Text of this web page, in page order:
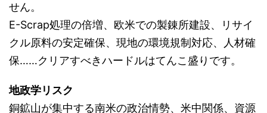
せん。
E-Scrap処理の倍増、欧米での製錬所建設、リサイ
クル原料の安定確保、現地の環境規制対応、人材確
保……クリアすべきハードルはてんこ盛りです。
地政学リスク
銅鉱山が集中する南米の政治情勢、米中関係、資源